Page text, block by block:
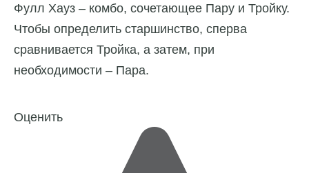
Фулл Хауз – комбо, сочетающее Пару и Тройку.
Чтобы определить старшинство, сперва
сравнивается Тройка, а затем, при
необходимости – Пара.
Оценить